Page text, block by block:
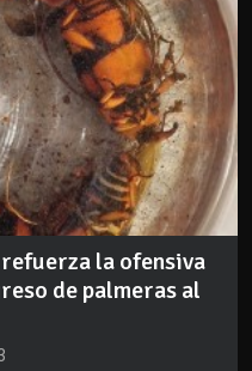
la ofensiva
de palmeras al